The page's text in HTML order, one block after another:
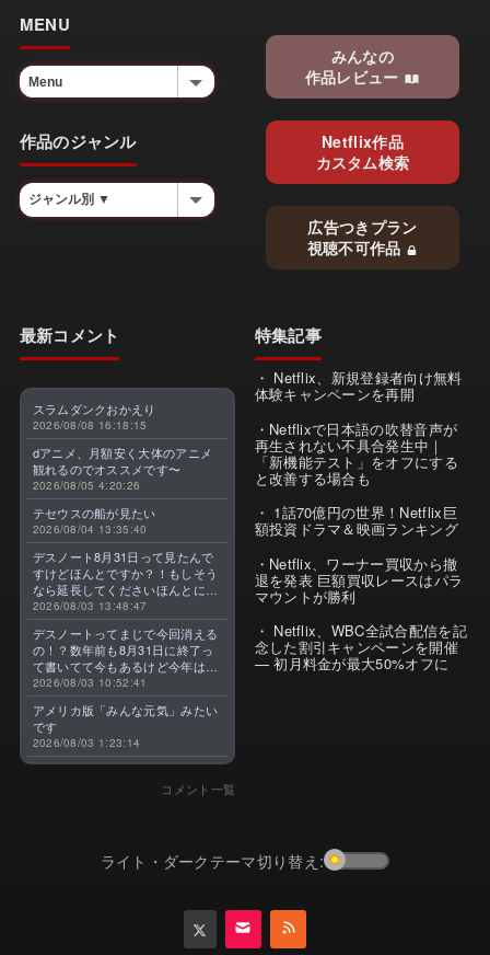
MENU
作品のジャンル
みんなの
作品レビュー
Netflix作品
カスタム検索
広告つきプラン
視聴不可作品
最新コメント
スラムダンクおかえり
2026/08/08 16:18:15
dアニメ、月額安く大体のアニメ
観れるのでオススメです〜
2026/08/05 4:20:26
テセウスの船が見たい
2026/08/04 13:35:40
デスノート8月31日って見たんで
すけどほんとですか？！もしそう
なら延長してくださいほんとに大
好きなんです😭
2026/08/03 13:48:47
デスノートってまじで今回消える
の！？数年前も8月31日に終了っ
て書いてて今もあるけど今年はま
じのやつ！？よくわからん！！で
きればなくならないでほしい！平
成アニメを振り返らせてくれっ
っ！！！！！！！
2026/08/03 10:52:41
アメリカ版「みんな元気」みたい
です
2026/08/03 1:23:14
コメント一覧
特集記事
Netflix、新規登録者向け無料
体験キャンペーンを再開
Netflixで日本語の吹替音声が
再生されない不具合発生中｜
「新機能テスト」をオフにする
と改善する場合も
1話70億円の世界！Netflix巨
額投資ドラマ＆映画ランキング
Netflix、ワーナー買収から撤
退を発表 巨額買収レースはパラ
マウントが勝利
Netflix、WBC全試合配信を記
念した割引キャンペーンを開催
— 初月料金が最大50%オフに
ライト・ダークテーマ切り替え: